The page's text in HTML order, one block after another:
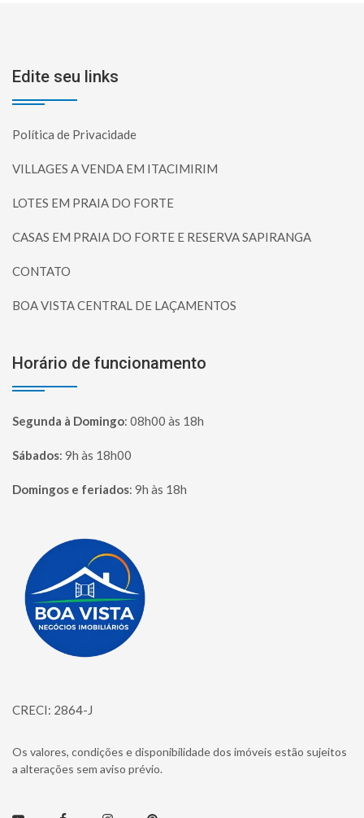
Edite seu links
Política de Privacidade
VILLAGES A VENDA EM ITACIMIRIM
LOTES EM PRAIA DO FORTE
CASAS EM PRAIA DO FORTE E RESERVA SAPIRANGA
CONTATO
BOA VISTA CENTRAL DE LAÇAMENTOS
Horário de funcionamento
Segunda à Domingo: 08h00 às 18h
Sábados: 9h às 18h00
Domingos e feriados: 9h às 18h
Página inicial
CRECI: 2864-J
Os valores, condições e disponibilidade dos imóveis estão sujeitos
a alterações sem aviso prévio.